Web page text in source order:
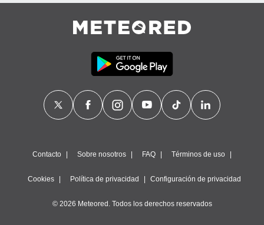
Contacto Sobre nosotros FAQ Términos de uso
Cookies Política de privacidad Configuración de privacidad
© 2026 Meteored. Todos los derechos reservados